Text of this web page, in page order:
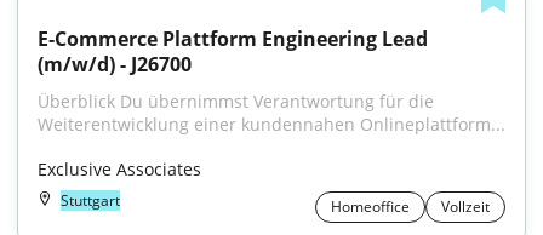
E‑Commerce Plattform Engineering Lead
(m/w/d) - J26700
Überblick Du übernimmst Verantwortung für die
Weiterentwicklung einer kundennahen Onlineplattform...
Exclusive Associates
Stuttgart Homeoffice Vollzeit